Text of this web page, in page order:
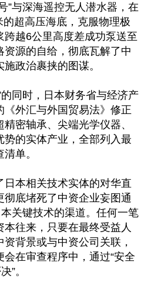
”与深海遥控无人潜水器，在
的超高压海底，克服物理极
跨越6公里高度差成功泵送至
源的自给，彻底瓦解了中
政治裹挟的图谋。
同时，日本财务省与经济产
《外汇与外国贸易法》修正
密轴承、尖端光学仪器、
势的实体产业，全部列入最
单。
日本相关技术实体的对华直
底堵死了中资企业妄图通
关键技术的渠道。任何一笔
往来，只要在最终受益人
背景或与中资公司关联，
在审查程序中，通过“安全
”。